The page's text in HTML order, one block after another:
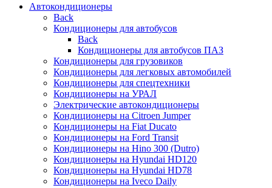
Автокондиционеры
Back
Кондиционеры для автобусов
Back
Кондиционеры для автобусов ПАЗ
Кондиционеры для грузовиков
Кондиционеры для легковых автомобилей
Кондиционеры для спецтехники
Кондиционеры на УРАЛ
Электрические автокондиционеры
Кондиционеры на Citroen Jumper
Кондиционеры на Fiat Ducato
Кондиционеры на Ford Transit
Кондиционеры на Hino 300 (Dutro)
Кондиционеры на Hyundai HD120
Кондиционеры на Hyundai HD78
Кондиционеры на Iveco Daily